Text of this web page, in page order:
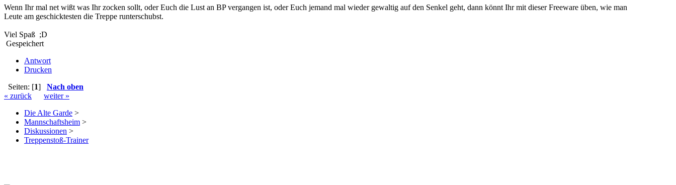
Wenn Ihr mal net wißt was Ihr zocken sollt, oder Euch die Lust an BP vergangen ist, oder Euch jemand mal wieder gewaltig auf den Senkel geht, dann könnt Ihr mit dieser Freeware üben, wie man
Leute am geschicktesten die Treppe runterschubst.
Viel Spaß ;D
Gespeichert
Antwort
Drucken
Seiten: [1] Nach oben
« zurück
weiter »
Die Alte Garde >
Mannschaftsheim >
Diskussionen >
Treppenstoß-Trainer